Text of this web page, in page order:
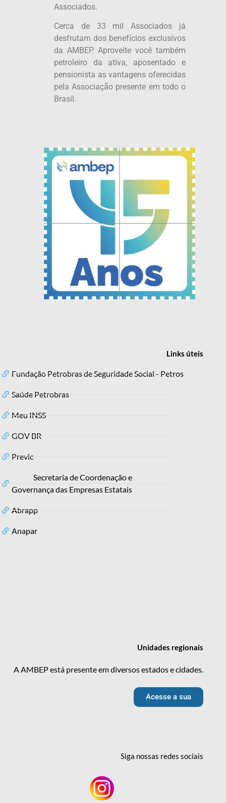
Associados.
Cerca de 33 mil Associados já
desfrutam dos benefícios exclusivos
da AMBEP. Aproveite você também
petroleiro da ativa, aposentado e
pensionista as vantagens oferecidas
pela Associação presente em todo o
Brasil.
Linksúteis
Fundação Petrobras de Seguridade Social - Petros
Saúde Petrobras
Meu INSS
GOV BR
Previc
Secretaria de Coordenação e
Governança das Empresas Estatais
Abrapp
Anapar
Unidades regionais
A AMBEP está presente em diversos estados e cidades.
Acesse a sua
Siga nossas redessociais